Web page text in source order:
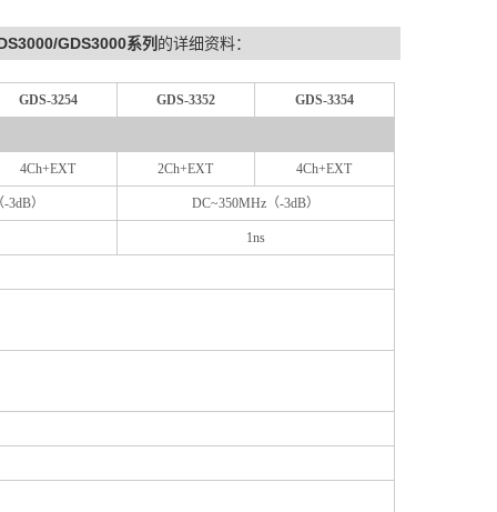
GDS3000系列 的详细资料：
GDS-3254 GDS-3352 GDS-3354
4Ch+EXT 2Ch+EXT 4Ch+EXT
3dB） DC~350MHz（-3dB）
1ns